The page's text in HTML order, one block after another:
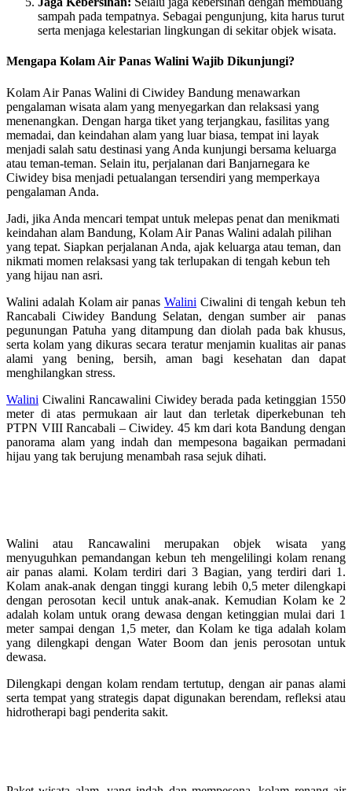
sampah pada tempatnya. Sebagai pengunjung, kita harus turut
serta menjaga kelestarian lingkungan di sekitar objek wisata.
Mengapa Kolam Air Panas Walini Wajib Dikunjungi?
Kolam Air Panas Walini di Ciwidey Bandung menawarkan
pengalaman wisata alam yang menyegarkan dan relaksasi yang
menenangkan. Dengan harga tiket yang terjangkau, fasilitas yang
memadai, dan keindahan alam yang luar biasa, tempat ini layak
menjadi salah satu destinasi yang Anda kunjungi bersama keluarga
atau teman-teman. Selain itu, perjalanan dari Banjarnegara ke
Ciwidey bisa menjadi petualangan tersendiri yang memperkaya
pengalaman Anda.
Jadi, jika Anda mencari tempat untuk melepas penat dan menikmati
keindahan alam Bandung, Kolam Air Panas Walini adalah pilihan
yang tepat. Siapkan perjalanan Anda, ajak keluarga atau teman, dan
nikmati momen relaksasi yang tak terlupakan di tengah kebun teh
yang hijau nan asri.
Walini adalah Kolam air panas Walini Ciwalini di tengah kebun teh
Rancabali Ciwidey Bandung Selatan, dengan sumber air panas
pegunungan Patuha yang ditampung dan diolah pada bak khusus,
serta kolam yang dikuras secara teratur menjamin kualitas air panas
alami yang bening, bersih, aman bagi kesehatan dan dapat
menghilangkan stress.
Walini Ciwalini Rancawalini Ciwidey berada pada ketinggian 1550
meter di atas permukaan air laut dan terletak diperkebunan teh
PTPN VIII Rancabali – Ciwidey. 45 km dari kota Bandung dengan
panorama alam yang indah dan mempesona bagaikan permadani
hijau yang tak berujung menambah rasa sejuk dihati.
Walini atau Rancawalini merupakan objek wisata yang
menyuguhkan pemandangan kebun teh mengelilingi kolam renang
air panas alami. Kolam terdiri dari 3 Bagian, yang terdiri dari 1.
Kolam anak-anak dengan tinggi kurang lebih 0,5 meter dilengkapi
dengan perosotan kecil untuk anak-anak. Kemudian Kolam ke 2
adalah kolam untuk orang dewasa dengan ketinggian mulai dari 1
meter sampai dengan 1,5 meter, dan Kolam ke tiga adalah kolam
yang dilengkapi dengan Water Boom dan jenis perosotan untuk
dewasa.
Dilengkapi dengan kolam rendam tertutup, dengan air panas alami
serta tempat yang strategis dapat digunakan berendam, refleksi atau
hidrotherapi bagi penderita sakit.